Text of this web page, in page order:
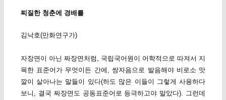
찌질한 청춘에 경배를
김낙호(만화연구가)
자장면이 아닌 짜장면처럼, 국립국어원이 어학적으로 따져서 지
목한 표준어가 무엇이든 간에, 쌍자음으로 발음해야 비로소 맛
깔이 살아나는 말들이 있다(하도 많은 이들이 그렇게 사용하다
보니, 결국 짜장면도 공동표준어로 등극하고야 말았다). 그런데